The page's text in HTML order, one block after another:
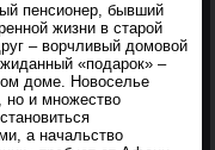
пенсионер, бывший
жизни в старой
– ворчливый домовой
«подарок» –
доме. Новоселье
но и множество
а начальство